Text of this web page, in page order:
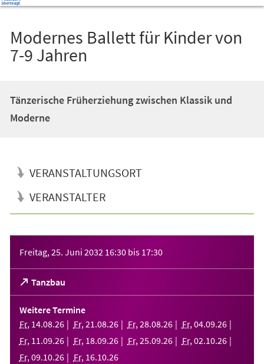
Modernes Ballett für Kinder von
7-9 Jahren
Tänzerische Früherziehung zwischen Klassik und
Moderne
VERANSTALTUNGSORT
VERANSTALTER
Freitag, 25. Juni 2032 16:30 bis 17:30
Tanzbau
(Öffnet
in
einem
neuen
Tab)
Weitere Termine
Fr, 14.08.26 Fr, 21 .08.26 Fr, 28.08.26 Fr, 04.09.26
Fr, 11 .09.26 Fr, 18.09.26 Fr, 25.09.26 Fr, 02.10.26
Fr, 09.10.26 Fr, 16.10.26